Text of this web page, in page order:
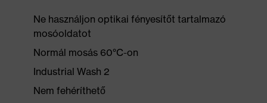
Ne használjon optikai fényesítőt tartalmazó
mosóoldatot
Normál mosás 60°C-on
Industrial Wash 2
Nem fehéríthető